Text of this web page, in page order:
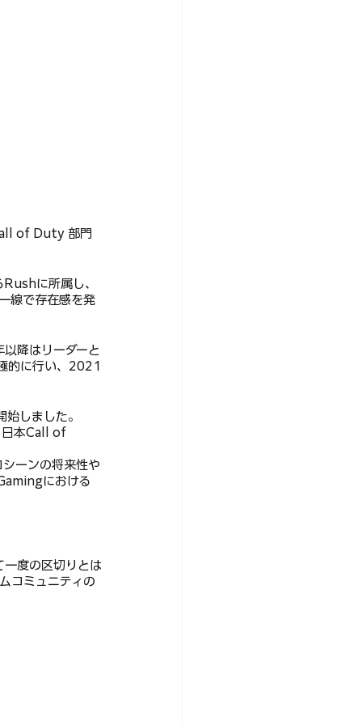
of Duty 部門
に所属し、
線で存在感を発
降はリーダーと
的に行い、2021
しました。
日本Call of
ーンの将来性や
における
度の区切りとは
コミュニティの